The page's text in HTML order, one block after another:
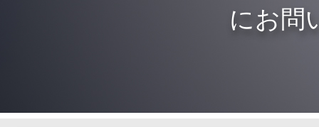
にお問